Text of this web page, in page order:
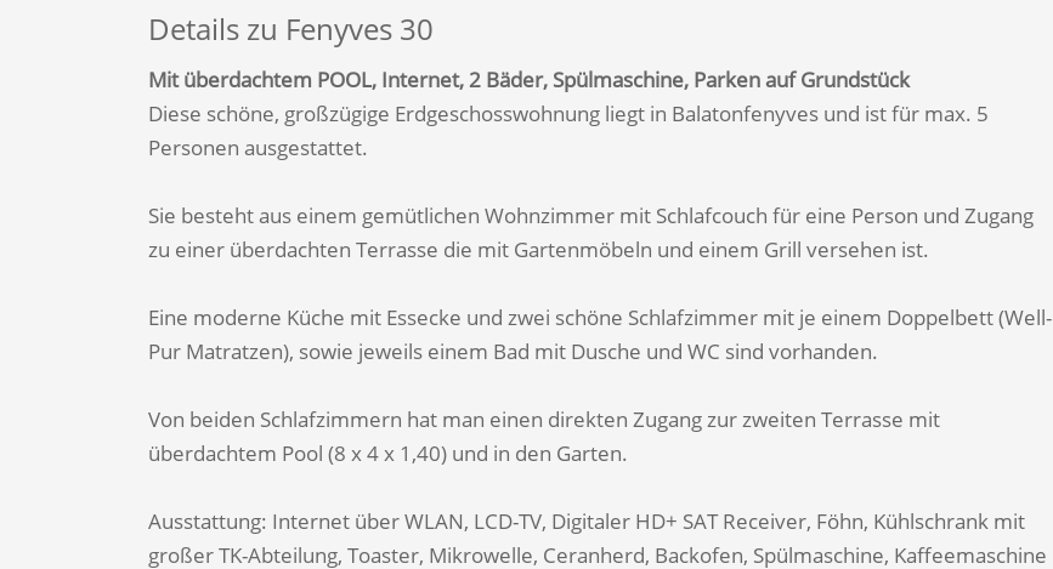
Details zu Fenyves 30
Mit überdachtem POOL, Internet, 2 Bäder, Spülmaschine, Parken auf Grundstück
Diese schöne, großzügige Erdgeschosswohnung liegt in Balatonfenyves und ist für max. 5
Personen ausgestattet.
Sie besteht aus einem gemütlichen Wohnzimmer mit Schlafcouch für eine Person und Zugang
zu einer überdachten Terrasse die mit Gartenmöbeln und einem Grill versehen ist.
Eine moderne Küche mit Essecke und zwei schöne Schlafzimmer mit je einem Doppelbett (Well-
Pur Matratzen), sowie jeweils einem Bad mit Dusche und WC sind vorhanden.
Von beiden Schlafzimmern hat man einen direkten Zugang zur zweiten Terrasse mit
überdachtem Pool (8 x 4 x 1,40) und in den Garten.
Ausstattung: Internet über WLAN, LCD-TV, Digitaler HD+ SAT Receiver, Föhn, Kühlschrank mit
großer TK-Abteilung, Toaster, Mikrowelle, Ceranherd, Backofen, Spülmaschine, Kaffeemaschine